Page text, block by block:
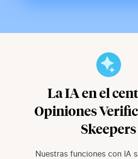
La IA en el
Opiniones
Skeepers
Nuestras funciones con IA